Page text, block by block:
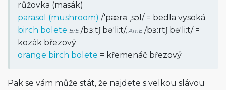
růžovka (masák)
parasol (mushroom) /'pærə ˌsɔl /= bedla vysoká
birch bolete BrE /bɜ:tʃ bə'li:t/,AmE /bɜ:rtʃ bə'li:t/=
kozák březový
orange birch bolete = křemenáč březový
Pak se vám může stát, že najdete s velkou slávou